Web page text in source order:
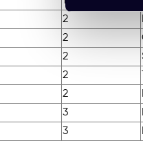
2
2
2
2
2
3
3